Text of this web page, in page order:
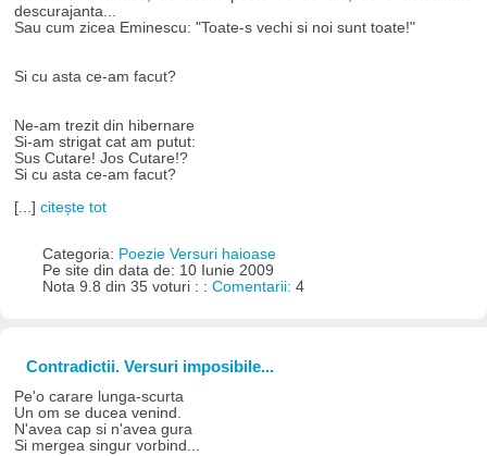
descurajanta...
Sau cum zicea Eminescu: "Toate-s vechi si noi sunt toate!"
Si cu asta ce-am facut?
Ne-am trezit din hibernare
Si-am strigat cat am putut:
Sus Cutare! Jos Cutare!?
Si cu asta ce-am facut?
[...]citește tot
Categoria: Poezie Versuri haioase
Pe site din data de: 10 Iunie 2009
Nota 9.8 din 35 voturi : : Comentarii: 4
Contradictii. Versuri imposibile...
Pe'o carare lunga-scurta
Un om se ducea venind.
N'avea cap si n'avea gura
Si mergea singur vorbind...